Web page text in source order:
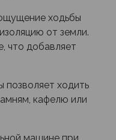
ходьбы
от земли.
что добавляет
ходить
кафелю или